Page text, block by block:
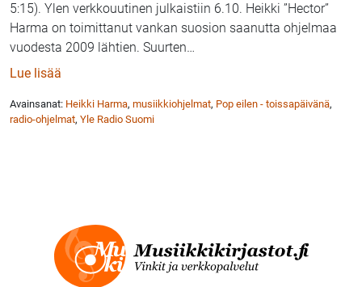
5:15). Ylen verkkouutinen julkaistiin 6.10. Heikki ”Hector”
Harma on toimittanut vankan suosion saanutta ohjelmaa
vuodesta 2009 lähtien. Suurten…
Lue lisää
Avainsanat: Heikki Harma, musiikkiohjelmat, Pop eilen - toissapäivänä,
radio-ohjelmat, Yle Radio Suomi